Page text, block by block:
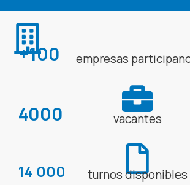
+100 empresas
4000 vacantes
14 000 turnos disponibles